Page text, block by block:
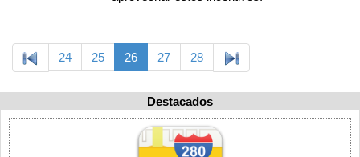
24 25 26 27 28
Destacados